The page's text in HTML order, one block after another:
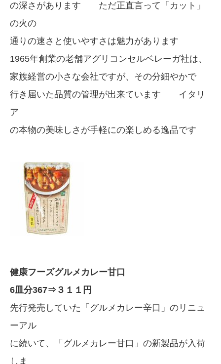
の深さがあります ただ正直言って「カット」
の火の
通りの速さと使いやすさは魅力があります
1965年創業の老舗アグリコンセルベレーガ社は、
家族経営の小さな会社ですが、その分細やかで
行き届いた品質の管理が出来ています イタリ
ア
の本物の美味しさが手軽にの楽しめる逸品です
健康フーズグルメカレー甘口
6皿分367⇒３１１円
先行発売していた「グルメカレー辛口」のリニュ
ーアル
に続いて、「グルメカレー甘口」の新製品が入荷
しま